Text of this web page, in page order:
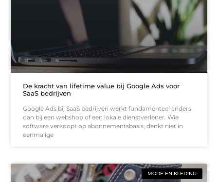
De kracht van lifetime value bij Google Ads voor
SaaS bedrijven
Google Ads bij SaaS bedrijven werkt fundamenteel anders
dan bij een webshop of een lokale dienstverlener. Wie
software verkoopt op abonnementsbasis, denkt niet in
eenmalige
MODE EN KLEDING